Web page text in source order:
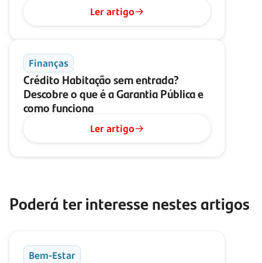
Ler artigo
Finanças
Crédito Habitação sem entrada?
Descobre o que é a Garantia Pública e
como funciona
Ler artigo
Poderá ter interesse nestes artigos
Bem-Estar